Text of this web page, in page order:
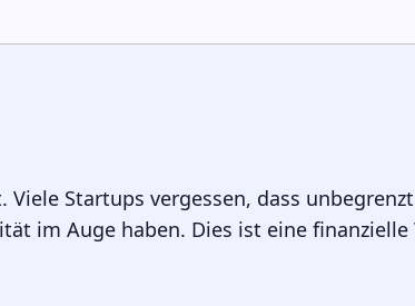
Startups vergessen, dass
im Auge haben. Dies ist eine finanzielle